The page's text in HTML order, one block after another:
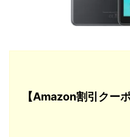
【Amazon割引クー